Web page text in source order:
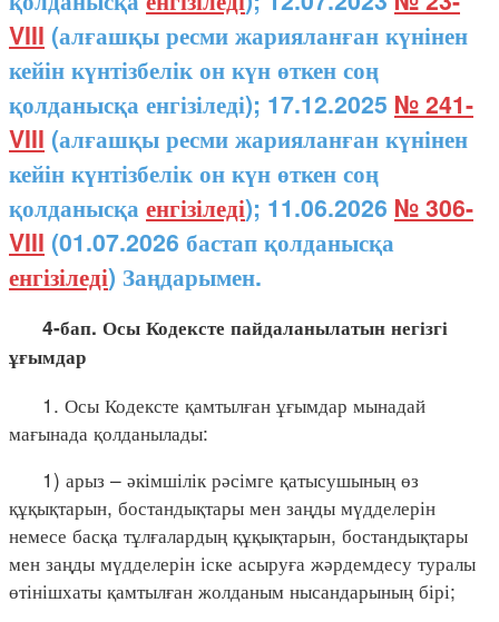
VIII (алғашқы ресми жарияланған күнінен
кейін күнтізбелік он күн өткен соң
қолданысқа енгізіледі); 17.12.2025 № 241-
VIII (алғашқы ресми жарияланған күнінен
кейін күнтізбелік он күн өткен соң
қолданысқа енгізіледі); 11.06.2026 № 306-
VIII (01.07.2026 бастап қолданысқа
енгізіледі) Заңдарымен.
4-бап. Осы Кодексте пайдаланылатын негізгі
ұғымдар
1. Осы Кодексте қамтылған ұғымдар мынадай
мағынада қолданылады:
1) арыз – әкімшілік рәсімге қатысушының өз
құқықтарын, бостандықтары мен заңды мүдделерін
немесе басқа тұлғалардың құқықтарын, бостандықтары
мен заңды мүдделерін іске асыруға жәрдемдесу туралы
өтінішхаты қамтылған жолданым нысандарының бірі;